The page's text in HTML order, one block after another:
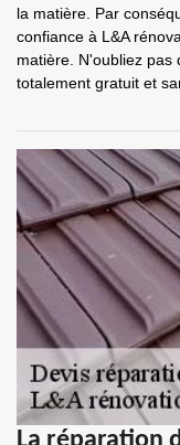
la matière. Par
confiance à L&A
matière. N'oubliez pas
totalement gratuit et